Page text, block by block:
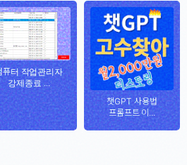
퓨터 작업관리자
강제종료 ...
챗GPT 사용법
프롬프트 이...